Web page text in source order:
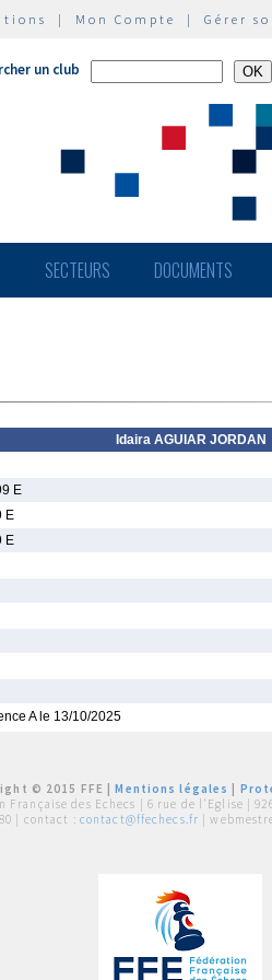
| Mon Compte | Gérer
un club
SECTEURS DOCUMENTS
Idaira AGUIAR JORDAN
E
E
E
A le 13/10/2025
© 2015 FFE |Mentions légales
Française des Echecs | 6 rue de l'Eglise |
| contact : contact@ffechecs.fr |